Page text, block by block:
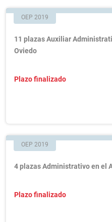
OEP 2019
11 plazas Auxiliar
Oviedo
Plazo finalizado
OEP 2019
4 plazas Administrativo en el
Plazo finalizado